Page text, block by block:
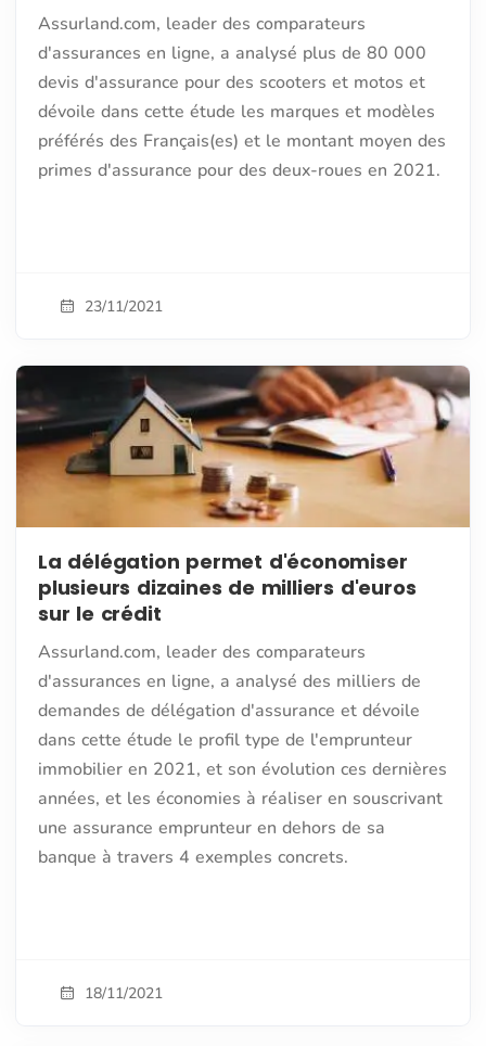
Assurland.com, leader des comparateurs
d'assurances en ligne, a analysé plus de 80 000
devis d'assurance pour des scooters et motos et
dévoile dans cette étude les marques et modèles
préférés des Français(es) et le montant moyen des
primes d'assurance pour des deux-roues en 2021.
23/11/2021
La délégation permet d'économiser
plusieurs dizaines de milliers d'euros
sur le crédit
Assurland.com, leader des comparateurs
d'assurances en ligne, a analysé des milliers de
demandes de délégation d'assurance et dévoile
dans cette étude le profil type de l'emprunteur
immobilier en 2021, et son évolution ces dernières
années, et les économies à réaliser en souscrivant
une assurance emprunteur en dehors de sa
banque à travers 4 exemples concrets.
18/11/2021